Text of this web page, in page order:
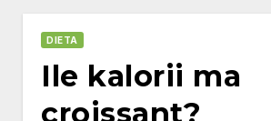
DIETA
Ile kalorii ma
croissant?